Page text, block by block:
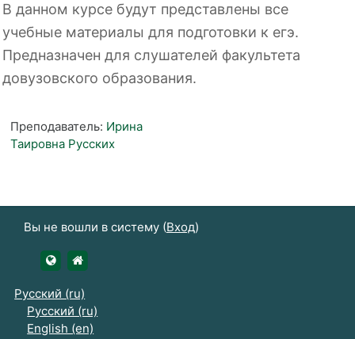
В данном курсе будут представлены все
учебные материалы для подготовки к егэ.
Предназначен для слушателей факультета
довузовского образования.
Преподаватель: Ирина
Таировна Русских
Вы не вошли в систему (Вход)
https://udsau.ru
Русский ‎(ru)‎
Русский ‎(ru)‎
English ‎(en)‎